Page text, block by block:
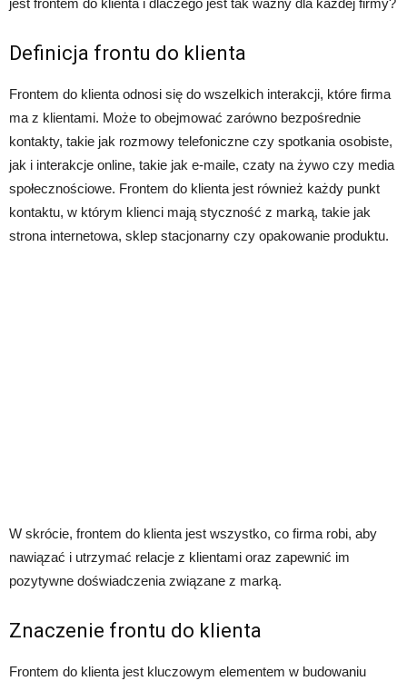
jest frontem do klienta i dlaczego jest tak ważny dla każdej firmy?
Definicja frontu do klienta
Frontem do klienta odnosi się do wszelkich interakcji, które firma
ma z klientami. Może to obejmować zarówno bezpośrednie
kontakty, takie jak rozmowy telefoniczne czy spotkania osobiste,
jak i interakcje online, takie jak e-maile, czaty na żywo czy media
społecznościowe. Frontem do klienta jest również każdy punkt
kontaktu, w którym klienci mają styczność z marką, takie jak
strona internetowa, sklep stacjonarny czy opakowanie produktu.
W skrócie, frontem do klienta jest wszystko, co firma robi, aby
nawiązać i utrzymać relacje z klientami oraz zapewnić im
pozytywne doświadczenia związane z marką.
Znaczenie frontu do klienta
Frontem do klienta jest kluczowym elementem w budowaniu